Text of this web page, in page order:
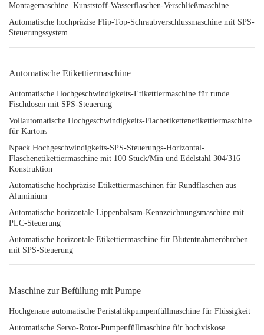
Montagemaschine. Kunststoff-Wasserflaschen-Verschließmaschine
Automatische hochpräzise Flip-Top-Schraubverschlussmaschine mit SPS-
Steuerungssystem
Automatische Etikettiermaschine
Automatische Hochgeschwindigkeits-Etikettiermaschine für runde
Fischdosen mit SPS-Steuerung
Vollautomatische Hochgeschwindigkeits-Flachetikettenetikettiermaschine
für Kartons
Npack Hochgeschwindigkeits-SPS-Steuerungs-Horizontal-
Flaschenetikettiermaschine mit 100 Stück/Min und Edelstahl 304/316
Konstruktion
Automatische hochpräzise Etikettiermaschinen für Rundflaschen aus
Aluminium
Automatische horizontale Lippenbalsam-Kennzeichnungsmaschine mit
PLC-Steuerung
Automatische horizontale Etikettiermaschine für Blutentnahmeröhrchen
mit SPS-Steuerung
Maschine zur Befüllung mit Pumpe
Hochgenaue automatische Peristaltikpumpenfüllmaschine für Flüssigkeit
Automatische Servo-Rotor-Pumpenfüllmaschine für hochviskose